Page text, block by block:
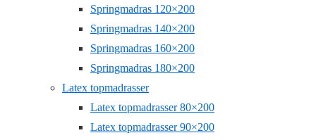
Springmadras 120×200
Springmadras 140×200
Springmadras 160×200
Springmadras 180×200
Latex topmadrasser
Latex topmadrasser 80×200
Latex topmadrasser 90×200